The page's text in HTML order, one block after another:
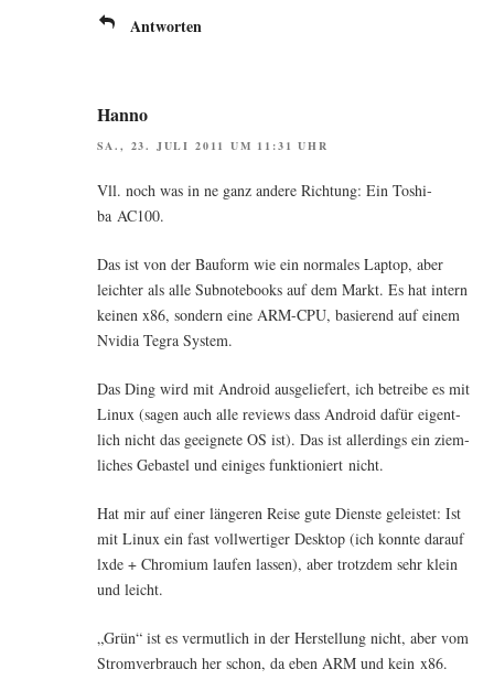
Antworten
Hanno
SA., 23. JULI 2011 UM 11:31 UHR
Vll. noch was in ne ganz ande­re Rich­tung: Ein Toshi­
ba AC100.
Das ist von der Bau­form wie ein nor­ma­les Lap­top, aber
leich­ter als alle Sub­note­books auf dem Markt. Es hat intern
kei­nen x86, son­dern eine ARM-CPU, basie­rend auf einem
Nvi­dia Tegra System.
Das Ding wird mit Android aus­ge­lie­fert, ich betrei­be es mit
Linux (sagen auch alle reviews dass Android dafür eigent­
lich nicht das geeig­ne­te OS ist). Das ist aller­dings ein ziem­
li­ches Gebas­tel und eini­ges funk­tio­niert nicht.
Hat mir auf einer län­ge­ren Rei­se gute Diens­te geleis­tet: Ist
mit Linux ein fast voll­wer­ti­ger Desk­top (ich konn­te dar­auf
lxde + Chro­mi­um lau­fen las­sen), aber trotz­dem sehr klein
und leicht.
„Grün“ ist es ver­mut­lich in der Her­stel­lung nicht, aber vom
Strom­ver­brauch her schon, da eben ARM und kein x86.